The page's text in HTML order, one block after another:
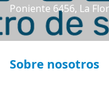
Poniente 6456, La
Sobre nosotros